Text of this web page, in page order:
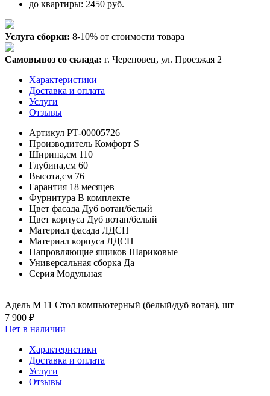
до квартиры: 2450 руб.
Услуга сборки: 8-10% от стоимости товара
Самовывоз со склада: г. Череповец, ул. Проезжая 2
Характеристики
Доставка и оплата
Услуги
Отзывы
Артикул РТ-00005726
Производитель Комфорт S
Ширина,см 110
Глубина,см 60
Высота,см 76
Гарантия 18 месяцев
Фурнитура В комплекте
Цвет фасада Дуб вотан/белый
Цвет корпуса Дуб вотан/белый
Материал фасада ЛДСП
Материал корпуса ЛДСП
Напровляющие ящиков Шариковые
Универсальная сборка Да
Серия Модульная
Адель М 11 Стол компьютерный (белый/дуб вотан), шт
7 900 ₽
Нет в наличии
Характеристики
Доставка и оплата
Услуги
Отзывы